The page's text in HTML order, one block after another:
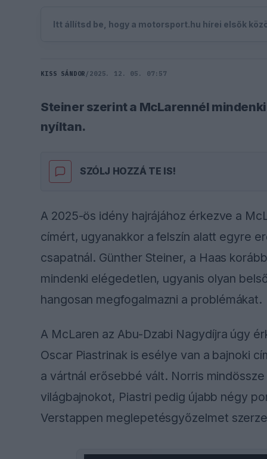
Itt állítsd be, hogy a motorsport.hu hírei elsők
KISS SÁNDOR / 2025. 12. 05. 07:57
Steiner szerint a McLarennél
nyíltan.
SZÓLJ HOZZÁ TE IS!
A 2025-ös idény hajrájához érkezve a
címért, ugyanakkor a felszín alatt egyre
csapatnál. Günther Steiner, a Haas
mindenki elégedetlen, ugyanis olyan
hangosan megfogalmazni a problémákat.
A McLaren az Abu-Dzabi Nagydíjra úgy
Oscar Piastrinak is esélye van a bajnoki
a vártnál erősebbé vált. Norris
világbajnokot, Piastri pedig újabb négy
Verstappen meglepetésgyőzelmet